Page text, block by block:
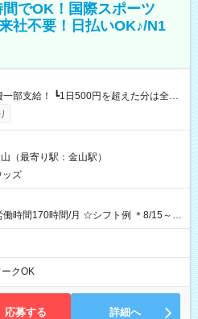
でOK！国際スポーツ
社不要！日払いOK♪/N1
は自己負担となります ★日払い
いたその日に現金GET♪ お仕事後はコン
（最寄り駅：金山駅）
ッズ
間/月 ☆シフト例 ＊8/15～
～12：00 17：00～21：00 ＊8/31
ります！ 12：00～16：00 ＊9/6～
クOK
応募する 詳細へ